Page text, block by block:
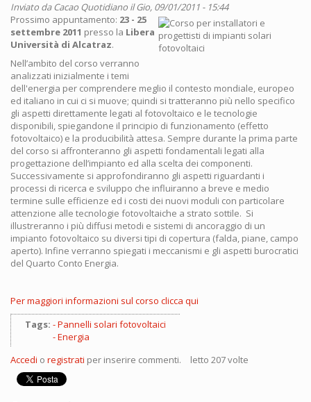
Inviato daCacao Quotidiano il Gio, 09/01/2011 - 15:44
Prossimo appuntamento: 23 - 25
settembre 2011 presso la Libera
Università di Alcatraz.
Nell’ambito del corso verranno
analizzati inizialmente i temi
dell'energia per comprendere meglio il contesto mondiale, europeo
ed italiano in cui ci si muove; quindi si tratteranno più nello specifico
gli aspetti direttamente legati al fotovoltaico e le tecnologie
disponibili, spiegandone il principio di funzionamento (effetto
fotovoltaico) e la producibilità attesa. Sempre durante la prima parte
del corso si affronteranno gli aspetti fondamentali legati alla
progettazione dell’impianto ed alla scelta dei componenti.
Successivamente si approfondiranno gli aspetti riguardanti i
processi di ricerca e sviluppo che influiranno a breve e medio
termine sulle efficienze ed i costi dei nuovi moduli con particolare
attenzione alle tecnologie fotovoltaiche a strato sottile. Si
illustreranno i più diffusi metodi e sistemi di ancoraggio di un
impianto fotovoltaico su diversi tipi di copertura (falda, piane, campo
aperto). Infine verranno spiegati i meccanismi e gli aspetti burocratici
del Quarto Conto Energia.
Per maggiori informazioni sul corso clicca qui
Tags:
Pannelli solari fotovoltaici
Energia
Accedi o registrati per inserire commenti. letto 207 volte